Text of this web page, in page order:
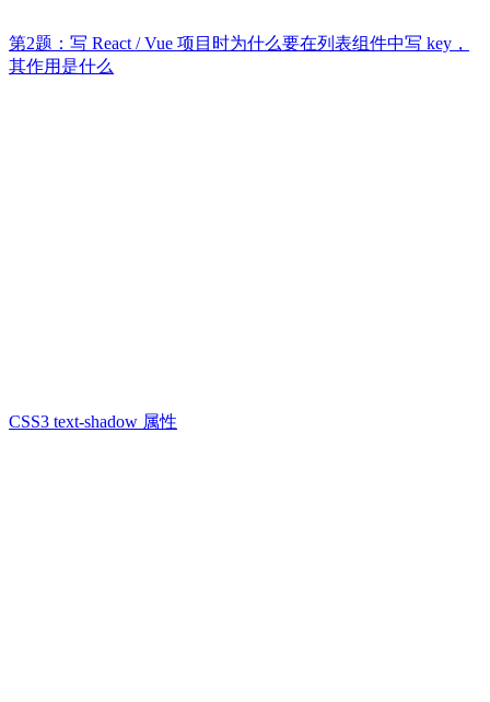
第2题：写 React / Vue 项目时为什么要在列表组件中写 key，
其作用是什么
CSS3 text-shadow 属性